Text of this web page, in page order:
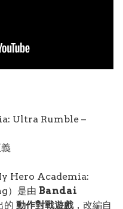
Ultra Rumble –
Hero Academia:
）是由 Bandai
的 動作對戰遊戲，改編自